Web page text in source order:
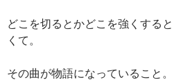
どこを切るとかどこを強くする
くて。
その曲が物語になっていること。